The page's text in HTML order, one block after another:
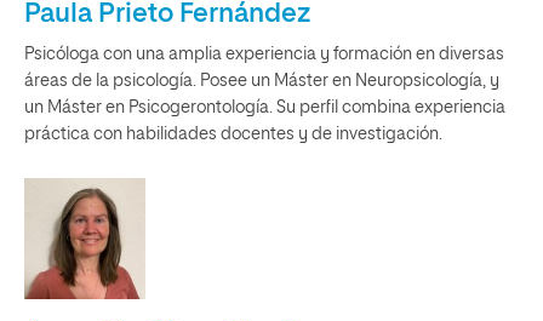
Paula Prieto Fernández
Psicóloga con una amplia experiencia y formación en diversas
áreas de la psicología. Posee un Máster en Neuropsicología, y
un Máster en Psicogerontología. Su perfil combina experiencia
práctica con habilidades docentes y de investigación.